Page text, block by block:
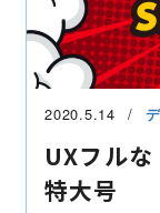
2020.5.14
UXフル
特大号